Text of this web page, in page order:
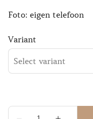
Foto: eigen telefoon
Variant